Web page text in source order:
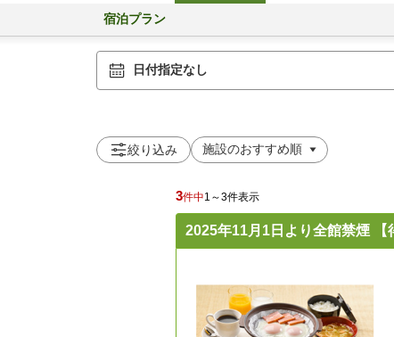
宿泊プラン
日付指定なし
絞り込み
3件中1～3件表示
2025年11月1日より全館禁煙